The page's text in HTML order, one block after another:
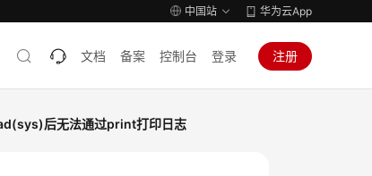
中国站 华为云App
文档 备案 控制台 登录 注册
后无法通过print打印日志